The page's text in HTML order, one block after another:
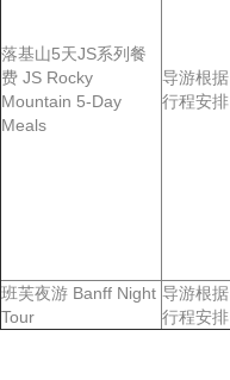
落基山5天JS系列餐
费 JS Rocky
Mountain 5-Day
Meals
导游根据
行程安排
班芙夜游 Banff Night
Tour
导游根据
行程安排